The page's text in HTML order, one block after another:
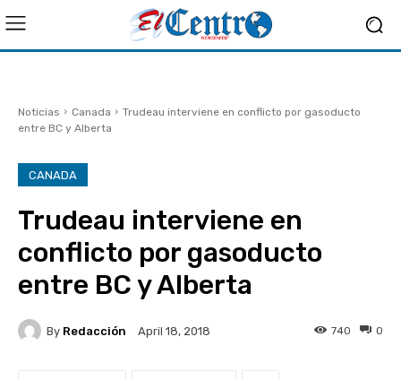
Noticias Canada
Trudeau interviene en conflicto por gasoducto
entre BC y Alberta
CANADA
Trudeau interviene en
conflicto por gasoducto
entre BC y Alberta
By Redacción April 18, 2018 0
740